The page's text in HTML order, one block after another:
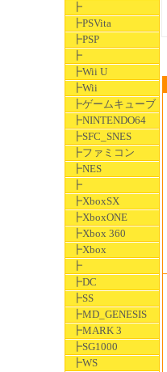
┣
┣PSVita
┣PSP
┣
┣Wii U
┣Wii
┣ゲームキューブ
┣NINTENDO64
┣SFC_SNES
┣ファミコン
┣NES
┣
┣XboxSX
┣XboxONE
┣Xbox 360
┣Xbox
┣
┣DC
┣SS
┣MD_GENESIS
┣MARK 3
┣SG1000
┣WS